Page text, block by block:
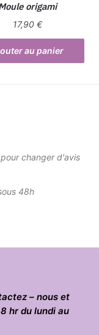
origami
17,90 €
au panier
changer d'avis
48h
– nous et
hr du lundi au